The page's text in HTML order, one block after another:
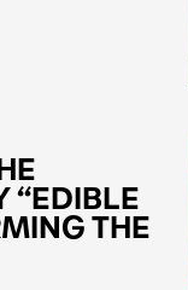
“EDIBLE
THE